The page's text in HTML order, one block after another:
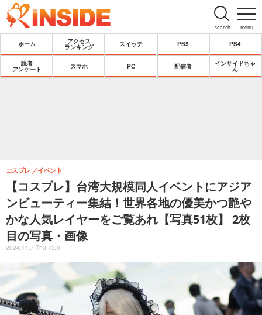
menu
search
ホーム
アクセス
ランキング
スイッチ PS5 PS4
読者
アンケート
スマホ PC 配信者
インサイドちゃ
ん
【コスプレ】台湾大規模同人イベントにアジア
ンビューティー集結！世界各地の優美かつ艶や
かな人気レイヤーをご覧あれ【写真51枚】 2枚
目の写真・画像
コスプレ イベント
2024.11.7 Thu 7:00